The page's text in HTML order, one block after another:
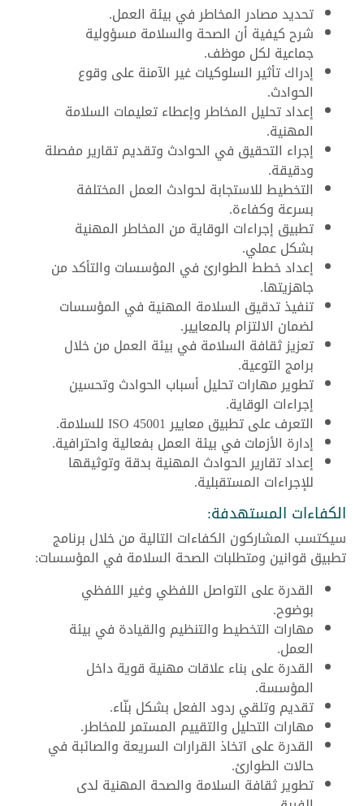
تحديد مصادر المخاطر في بيئة العمل.
شرح كيفية أن الصحة والسلامة مسؤولية
جماعية لكل موظف.
إدراك تأثير السلوكيات غير الآمنة على وقوع
الحوادث.
إعداد تحليل المخاطر وإعطاء تعليمات السلامة
المهنية.
إجراء التحقيق في الحوادث وتقديم تقارير مفصلة
ودقيقة.
التخطيط للاستجابة لحوادث العمل المختلفة
بسرعة وكفاءة.
تطبيق إجراءات الوقاية من المخاطر المهنية
بشكل عملي.
إعداد خطط الطوارئ في المؤسسات والتأكد من
جاهزيتها.
تنفيذ تدقيق السلامة المهنية في المؤسسات
لضمان الالتزام بالمعايير.
تعزيز ثقافة السلامة في بيئة العمل من خلال
برامج التوعية.
تطوير مهارات تحليل أسباب الحوادث وتحسين
إجراءات الوقاية.
التعرف على تطبيق معايير ISO 45001 للسلامة.
إدارة الأزمات في بيئة العمل بفعالية واحترافية.
إعداد تقارير الحوادث المهنية بدقة وتوثيقها
للإجراءات المستقبلية.
الكفاءات المستهدفة:
سيكتسب المشاركون الكفاءات التالية من خلال برنامج
تطبيق قوانين ومتطلبات الصحة السلامة في المؤسسات:
القدرة على التواصل اللفظي وغير اللفظي
بوضوح.
مهارات التخطيط والتنظيم والقيادة في بيئة
العمل.
القدرة على بناء علاقات مهنية قوية داخل
المؤسسة.
تقديم وتلقي ردود الفعل بشكل بنّاء.
مهارات التحليل والتقييم المستمر للمخاطر.
القدرة على اتخاذ القرارات السريعة والصائبة في
حالات الطوارئ.
تطوير ثقافة السلامة والصحة المهنية لدى